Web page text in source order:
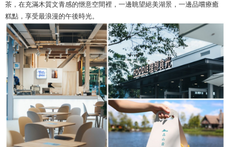
茶，在充滿木質文青感的愜意空間裡，一邊眺望絕美湖景，一邊品嚐療癒
糕點，享受最浪漫的午後時光。